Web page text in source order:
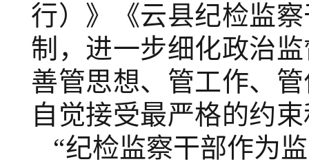
行）》《云县纪检监
制，进一步细化政治
善管思想、管工作、
自觉接受最严格的约
“纪检监察干部作为